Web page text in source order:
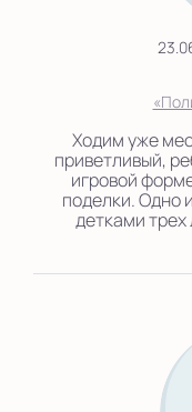
Ходим уже
приветливый,
игровой
поделки. Одно
детками